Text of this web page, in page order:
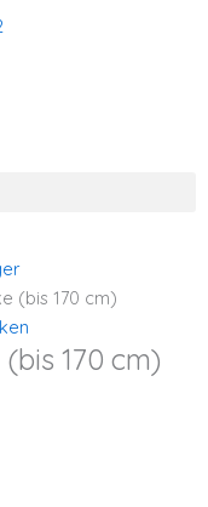
(bis 170 cm)
170 cm)